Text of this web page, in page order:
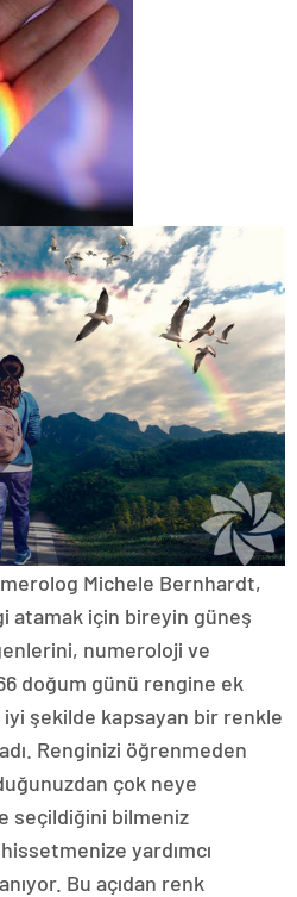
Michele Bernhardt,
atamak için bireyin güneş
numeroloji ve
doğum günü rengine ek
iyi şekilde kapsayan bir renkle
Renginizi öğrenmeden
çok neye
seçildiğini bilmeniz
yardımcı
Bu açıdan renk